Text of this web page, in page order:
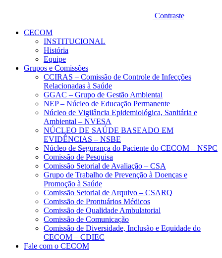
Contraste
CECOM
INSTITUCIONAL
História
Equipe
Grupos e Comissões
CCIRAS – Comissão de Controle de Infecções
Relacionadas à Saúde
GGAC – Grupo de Gestão Ambiental
NEP – Núcleo de Educação Permanente
Núcleo de Vigilância Epidemiológica, Sanitária e
Ambiental – NVESA
NÚCLEO DE SAÚDE BASEADO EM
EVIDÊNCIAS – NSBE
Núcleo de Segurança do Paciente do CECOM – NSPC
Comissão de Pesquisa
Comissão Setorial de Avaliação – CSA
Grupo de Trabalho de Prevenção à Doenças e
Promoção à Saúde
Comissão Setorial de Arquivo – CSARQ
Comissão de Prontuários Médicos
Comissão de Qualidade Ambulatorial
Comissão de Comunicação
Comissão de Diversidade, Inclusão e Equidade do
CECOM – CDIEC
Fale com o CECOM